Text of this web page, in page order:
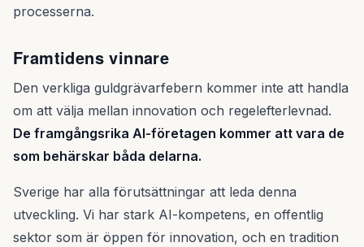
processerna.
Framtidens vinnare
Den verkliga guldgrävarfebern kommer inte att handla
om att välja mellan innovation och regelefterlevnad.
De framgångsrika AI-företagen kommer att vara de
som behärskar båda delarna.
Sverige har alla förutsättningar att leda denna
utveckling. Vi har stark AI-kompetens, en offentlig
sektor som är öppen för innovation, och en tradition